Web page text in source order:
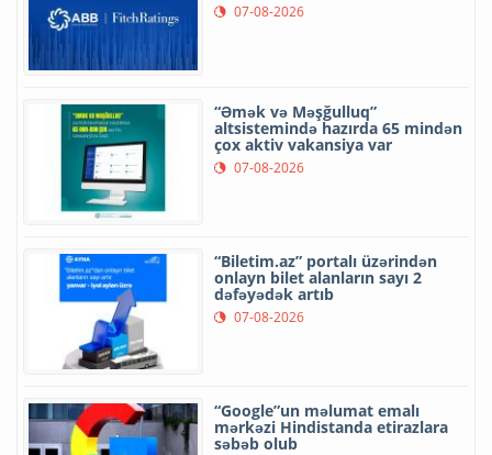
07-08-2026
“Əmək və Məşğulluq”
altsistemində hazırda 65 mindən
çox aktiv vakansiya var
07-08-2026
“Biletim.az” portalı üzərindən
onlayn bilet alanların sayı 2
dəfəyədək artıb
07-08-2026
“Google”un məlumat emalı
mərkəzi Hindistanda etirazlara
səbəb olub